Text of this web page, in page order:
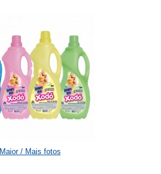
Maior / Mais fotos